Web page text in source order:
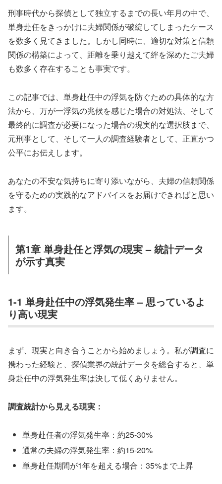
刑事時代から探偵として独立するまでの長い年月の中で、
単身赴任をきっかけに夫婦関係が破綻してしまったケース
を数多く見てきました。しかし同時に、適切な対策と信頼
関係の構築によって、距離を乗り越えて絆を深めたご夫婦
も数多く存在することも事実です。
この記事では、単身赴任中の浮気を防ぐための具体的な方
法から、万が一浮気の兆候を感じた場合の対処法、そして
最終的に調査が必要になった場合の現実的な選択肢まで、
元刑事として、そして一人の調査経験者として、正直かつ
公平にお伝えします。
あなたの不安な気持ちに寄り添いながら、夫婦の信頼関係
を守るための実践的なアドバイスをお届けできればと思い
ます。
第1章 単身赴任と浮気の現実 – 統計データ
が示す真実
1-1 単身赴任中の浮気発生率 – 思っているよ
り高い現実
まず、現実と向き合うことから始めましょう。私が調査に
携わった経験と、探偵業界の統計データを総合すると、単
身赴任中の浮気発生率は決して低くありません。
調査統計から見える現実：
単身赴任者の浮気発生率：約25-30%
通常の夫婦の浮気発生率：約15-20%
単身赴任期間が1年を超える場合：35%まで上昇